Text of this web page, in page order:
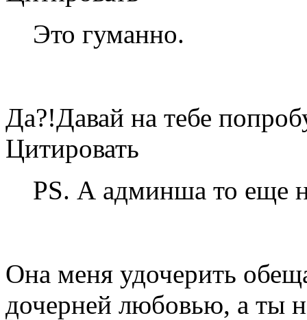
Это гуманно.
Да?!Давай на тебе
Цитировать
PS. А админша то еще
Она меня удочерить
дочерней любовью, а ты